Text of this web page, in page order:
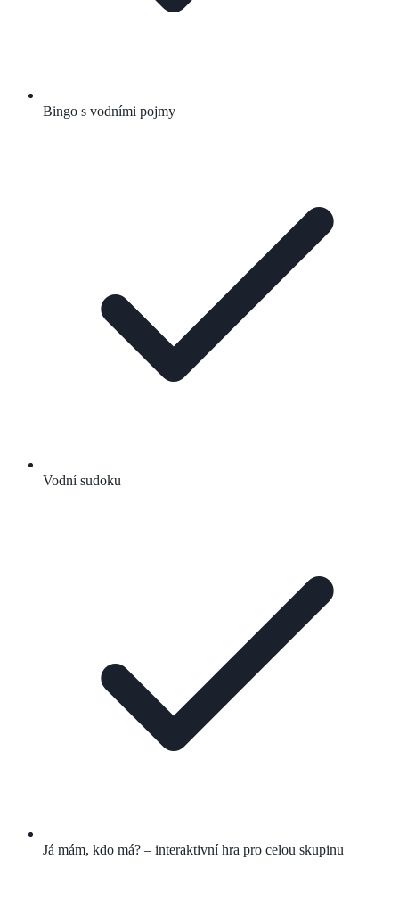
Bingo s vodními pojmy
Vodní sudoku
Já mám, kdo má? – interaktivní hra pro celou skupinu